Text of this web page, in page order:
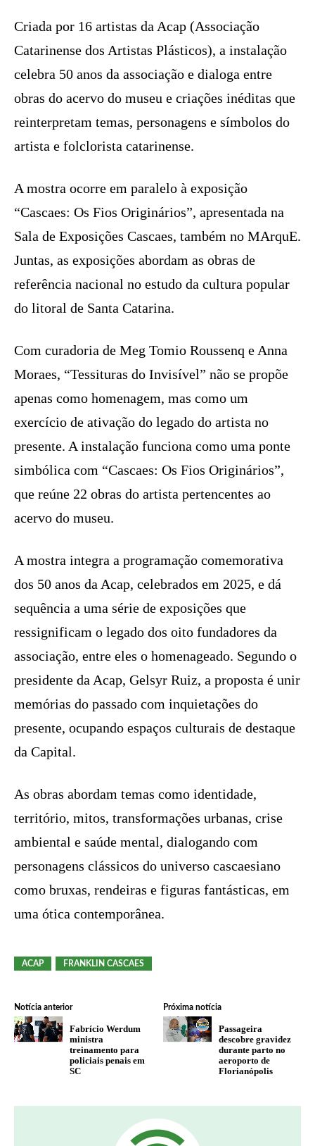
Criada por 16 artistas da Acap (Associação
Catarinense dos Artistas Plásticos), a instalação
celebra 50 anos da associação e dialoga entre
obras do acervo do museu e criações inéditas que
reinterpretam temas, personagens e símbolos do
artista e folclorista catarinense.
A mostra ocorre em paralelo à exposição
“Cascaes: Os Fios Originários”, apresentada na
Sala de Exposições Cascaes, também no MArquE.
Juntas, as exposições abordam as obras de
referência nacional no estudo da cultura popular
do litoral de Santa Catarina.
Com curadoria de Meg Tomio Roussenq e Anna
Moraes, “Tessituras do Invisível” não se propõe
apenas como homenagem, mas como um
exercício de ativação do legado do artista no
presente. A instalação funciona como uma ponte
simbólica com “Cascaes: Os Fios Originários”,
que reúne 22 obras do artista pertencentes ao
acervo do museu.
A mostra integra a programação comemorativa
dos 50 anos da Acap, celebrados em 2025, e dá
sequência a uma série de exposições que
ressignificam o legado dos oito fundadores da
associação, entre eles o homenageado. Segundo o
presidente da Acap, Gelsyr Ruiz, a proposta é unir
memórias do passado com inquietações do
presente, ocupando espaços culturais de destaque
da Capital.
As obras abordam temas como identidade,
território, mitos, transformações urbanas, crise
ambiental e saúde mental, dialogando com
personagens clássicos do universo cascaesiano
como bruxas, rendeiras e figuras fantásticas, em
uma ótica contemporânea.
ACAP FRANKLIN CASCAES
Notícia anterior
Fabrício Werdum
ministra
treinamento para
policiais penais em
SC
Próxima notícia
Passageira
descobre gravidez
durante parto no
aeroporto de
Florianópolis